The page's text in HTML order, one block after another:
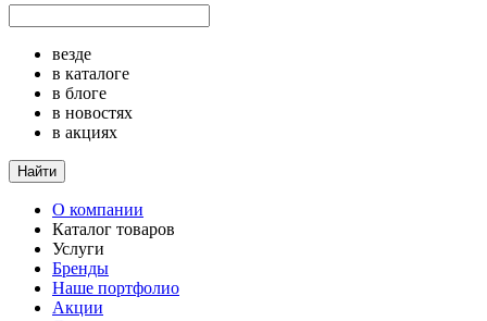
везде
в каталоге
в блоге
в новостях
в акциях
Найти
О компании
Каталог товаров
Услуги
Бренды
Наше портфолио
Акции